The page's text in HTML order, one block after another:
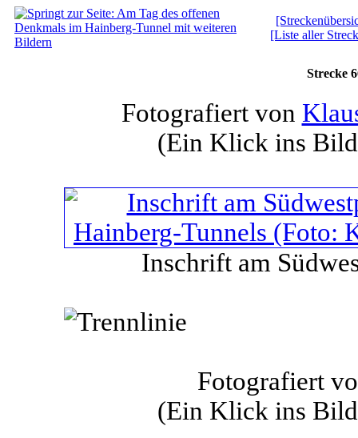
[Liste aller
Strecke
Fotografiert von
(Ein Klick ins
Inschrift am
Fotografiert
(Ein Klick ins